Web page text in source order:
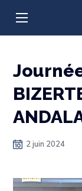
2 juin 2024